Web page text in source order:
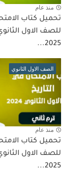
منذ عام
تحميل كتاب
للصف الاول
2025...
الصف الاول الثانوي
منذ عام
تحميل كتاب
للصف الاول
2025...